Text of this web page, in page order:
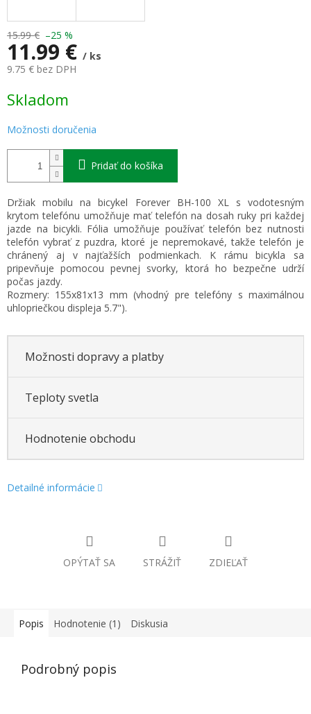
15.99 € –25 %
11.99 € / ks
9.75 € bez DPH
cena:
Skladom
Možnosti doručenia
Pridať do košíka
Držiak mobilu na bicykel Forever BH-100 XL s vodotesným
krytom telefónu umožňuje mať telefón na dosah ruky pri každej
jazde na bicykli. Fólia umožňuje používať telefón bez nutnosti
telefón vybrať z puzdra, ktoré je nepremokavé, takže telefón je
chránený aj v najťažších podmienkach. K rámu bicykla sa
pripevňuje pomocou pevnej svorky, ktorá ho bezpečne udrží
počas jazdy.
Rozmery: 155x81x13 mm (vhodný pre telefóny s maximálnou
uhlopriečkou displeja 5.7").
Možnosti dopravy a platby
Teploty svetla
Hodnotenie obchodu
Detailné informácie
OPÝTAŤ SA STRÁŽIŤ ZDIEĽAŤ
Popis Hodnotenie (1) Diskusia
Podrobný popis